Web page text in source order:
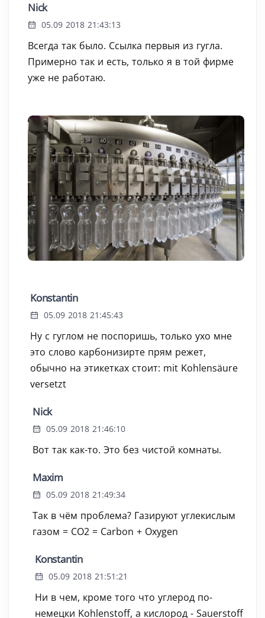
Nick
05.09 2018 21:43:13
Всегда так было. Ссылка первыя из гугла.
Примерно так и есть, только я в той фирме
уже не работаю.
Konstantin
05.09 2018 21:45:43
Ну с гуглом не поспоришь, только ухо мне
это слово карбонизирте прям режет,
обычно на этикетках стоит: mit Kohlensäure
versetzt
Nick
05.09 2018 21:46:10
Вот так как-то. Это без чистой комнаты.
Maxim
05.09 2018 21:49:34
Так в чём проблема? Газируют углекислым
газом = CO2 = Carbon + Oxygen
Konstantin
05.09 2018 21:51:21
Ни в чем, кроме того что углерод по-
немецки Kohlenstoff, а кислород - Sauerstoff